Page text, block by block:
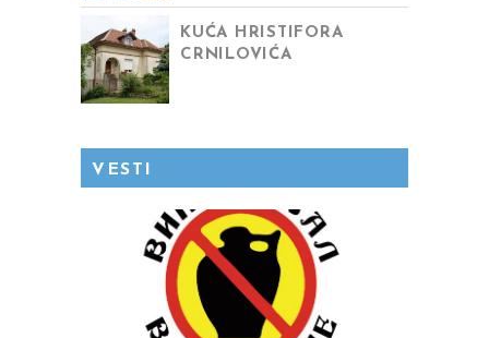
KUĆA HRISTIFORA
CRNILOVIĆA
VESTI